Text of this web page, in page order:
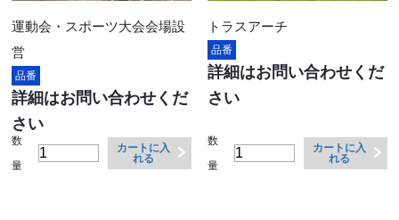
運動会・スポーツ大会会場設
営
品番
詳細はお問い合わせくだ
さい
数
量
カートに入
れる
トラスアーチ
品番
詳細はお問い合わせくだ
さい
数
量
カートに入
れる